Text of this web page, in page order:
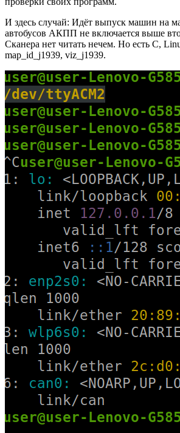
И здесь случай: Идёт выпуск машин на
автобусов АКПП не включается выше
Сканера нет читать нечем. Но есть C,
map_id_j1939, viz_j1939.